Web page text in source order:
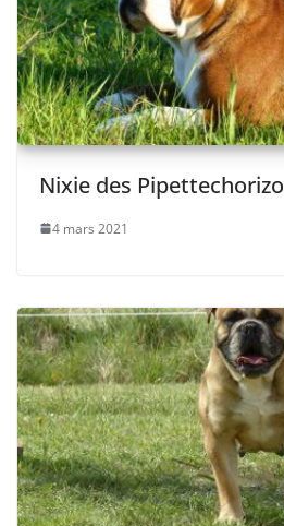
Nixie des Pipettechorizo
4 mars 2021